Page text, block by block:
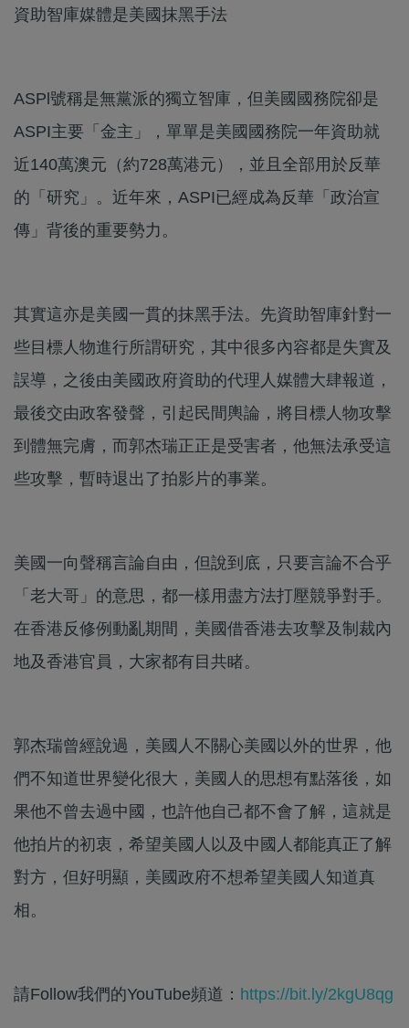
資助智庫媒體是美國抹黑手法
ASPl號稱是無黨派的獨立智庫，但美國國務院卻是
ASPI主要「金主」，單單是美國國務院一年資助就
近140萬澳元（約728萬港元），並且全部用於反華
的「研究」。近年來，ASPI已經成為反華「政治宣
傳」背後的重要勢力。
其實這亦是美國一貫的抹黑手法。先資助智庫針對一
些目標人物進行所謂研究，其中很多內容都是失實及
誤導，之後由美國政府資助的代理人媒體大肆報道，
最後交由政客發聲，引起民間輿論，將目標人物攻擊
到體無完膚，而郭杰瑞正正是受害者，他無法承受這
些攻擊，暫時退出了拍影片的事業。
美國一向聲稱言論自由，但說到底，只要言論不合乎
「老大哥」的意思，都一樣用盡方法打壓競爭對手。
在香港反修例動亂期間，美國借香港去攻擊及制裁內
地及香港官員，大家都有目共睹。
郭杰瑞曾經說過，美國人不關心美國以外的世界，他
們不知道世界變化很大，美國人的思想有點落後，如
果他不曾去過中國，也許他自己都不會了解，這就是
他拍片的初衷，希望美國人以及中國人都能真正了解
對方，但好明顯，美國政府不想希望美國人知道真
相。
請Follow我們的YouTube頻道： https://bit.ly/2kgU8qg